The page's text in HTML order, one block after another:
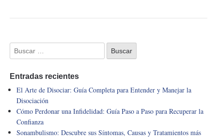
Entradas recientes
El Arte de Disociar: Guía Completa para Entender y Manejar la
Disociación
Cómo Perdonar una Infidelidad: Guía Paso a Paso para Recuperar la
Confianza
Sonambulismo: Descubre sus Síntomas, Causas y Tratamientos más